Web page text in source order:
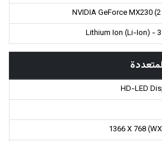
NVIDIA GeForce MX230
Lithium Ion (Li-Ion) -
HD-LED
1366 X 768